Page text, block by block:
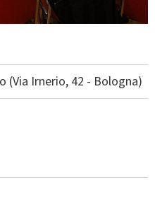
(Via Irnerio, 42 - Bologna)